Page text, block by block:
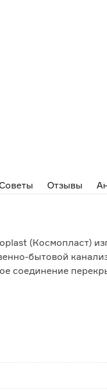
Отзывы
(Космопласт)
бытовой
соединение
коррозии и